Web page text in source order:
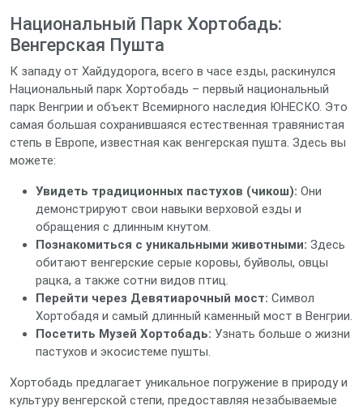
Национальный Парк Хортобадь:
Венгерская Пушта
К западу от Хайдудорога, всего в часе езды, раскинулся
Национальный парк Хортобадь – первый национальный
парк Венгрии и объект Всемирного наследия ЮНЕСКО. Это
самая большая сохранившаяся естественная травянистая
степь в Европе, известная как венгерская пушта. Здесь вы
можете:
Увидеть традиционных пастухов (чикош): Они
демонстрируют свои навыки верховой езды и
обращения с длинным кнутом.
Познакомиться с уникальными животными: Здесь
обитают венгерские серые коровы, буйволы, овцы
рацка, а также сотни видов птиц.
Перейти через Девятиарочный мост: Символ
Хортобадя и самый длинный каменный мост в Венгрии.
Посетить Музей Хортобадь: Узнать больше о жизни
пастухов и экосистеме пушты.
Хортобадь предлагает уникальное погружение в природу и
культуру венгерской степи, предоставляя незабываемые